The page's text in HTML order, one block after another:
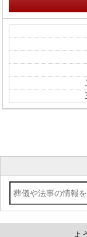
よ